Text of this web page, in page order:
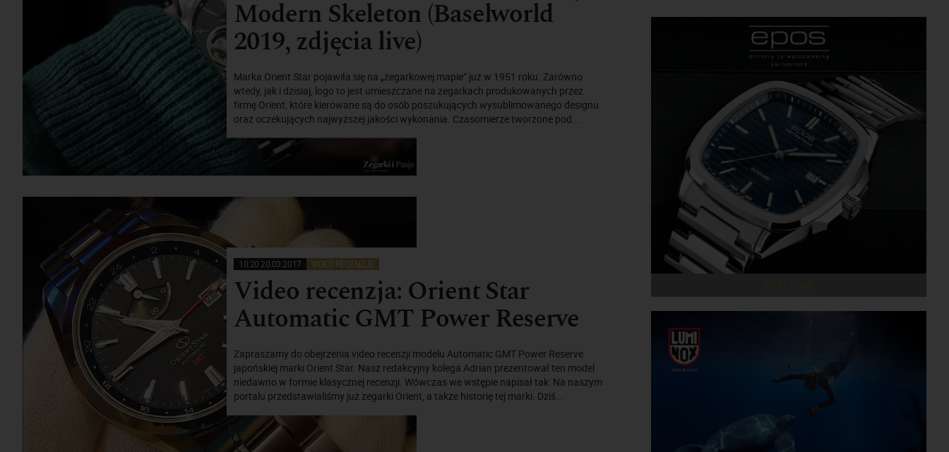
Modern Skeleton (Baselworld
2019, zdjęcia live)
Marka Orient Star pojawiła się na „zegarkowej mapie” już w 1951 roku. Zarówno
wtedy, jak i dzisiaj, logo to jest umieszczane na zegarkach produkowanych przez
firmę Orient, które kierowane są do osób poszukujących wysublimowanego designu
oraz oczekujących najwyższej jakości wykonania. Czasomierze tworzone pod...
10:20 20.03.2017 VIDEO RECENZJE
Video recenzja: Orient Star
Automatic GMT Power Reserve
Zapraszamy do obejrzenia video recenzji modelu Automatic GMT Power Reserve
japońskiej marki Orient Star. Nasz redakcyjny kolega Adrian prezentował ten model
niedawno w formie klasycznej recenzji. Wówczas we wstępie napisał tak: Na naszym
portalu przedstawialiśmy już zegarki Orient, a także historię tej marki. Dziś...